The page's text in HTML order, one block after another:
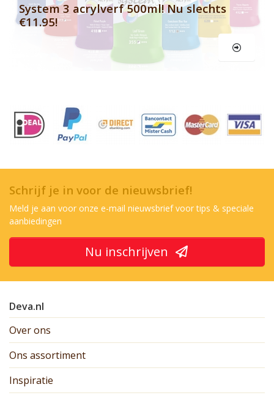
System 3 acrylverf 500ml! Nu slechts
€11.95!
Schrijf je in voor de nieuwsbrief!
Meld je aan voor onze e-mail nieuwsbrief voor tips & speciale
aanbiedingen
Nu inschrijven
Deva.nl
Over ons
Ons assortiment
Inspiratie